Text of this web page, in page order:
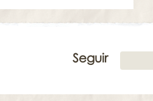
Seguir